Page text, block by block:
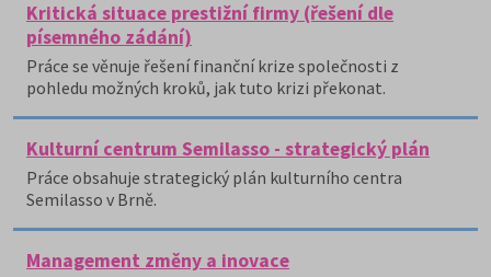
Kritická situace prestižní firmy (řešení dle
písemného zádání)
Práce se věnuje řešení finanční krize společnosti z
pohledu možných kroků, jak tuto krizi překonat.
Kulturní centrum Semilasso - strategický plán
Práce obsahuje strategický plán kulturního centra
Semilasso v Brně.
Management změny a inovace